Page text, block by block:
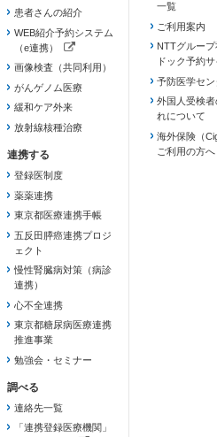
患者さんの紹介
WEB紹介予約システム
（e連携）
（新しいタブで開きます）
画像検査（共同利用）
がんゲノム医療
緩和ケア外来
放射線核種治療
登録医制度
薬薬連携
東京都医療連携手帳
五反田膵癌連携プロジ
ェクト
慢性腎臓病対策（病診
連携）
心不全連携
東京都糖尿病医療連携
推進事業
勉強会・セミナー
連絡先一覧
「連携登録医療機関」
一覧
ご利用案内
NTTグルー
ドック予約サ
予防医学セン
外国人受検者
れについて
海外保険（
ご利用の方へ